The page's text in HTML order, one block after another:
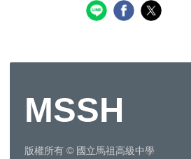
MSSH
版權所有 © 國立馬祖高級中學